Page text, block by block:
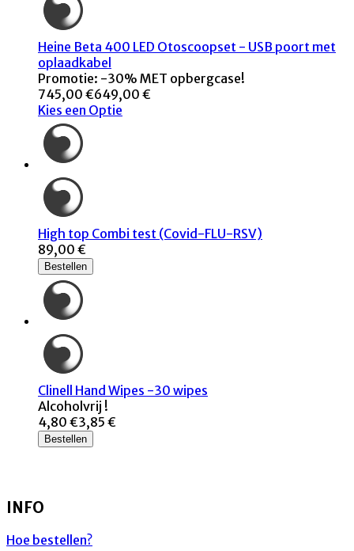
Heine Beta 400 LED Otoscoopset - USB poort met
oplaadkabel
Promotie: -30% MET opbergcase!
745,00 €649,00 €
Kies een Optie
High top Combi test (Covid-FLU-RSV)
89,00 €
Bestellen
Clinell Hand Wipes -30 wipes
Alcoholvrij !
4,80 €3,85 €
Bestellen
INFO
Hoe bestellen?